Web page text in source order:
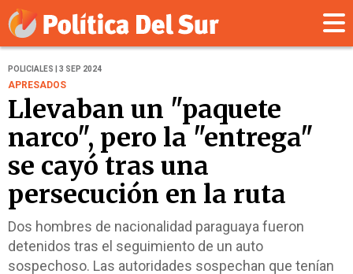
POLICIALES | 3 SEP 2024
APRESADOS
Llevaban un "paquete
narco", pero la "entrega"
se cayó tras una
persecución en la ruta
Dos hombres de nacionalidad paraguaya fueron
detenidos tras el seguimiento de un auto
sospechoso. Las autoridades sospechan que tenían